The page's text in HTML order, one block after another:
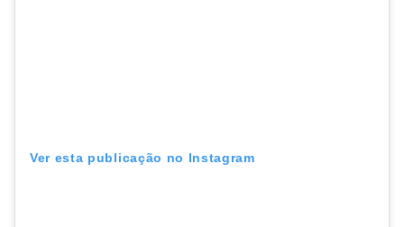
Ver esta publicação no Instagram